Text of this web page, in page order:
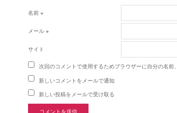
名前 ※
メール ※
サイト
次回のコメントで使用するためブラウザーに自分の名前
新しいコメントをメールで通知
新しい投稿をメールで受け取る